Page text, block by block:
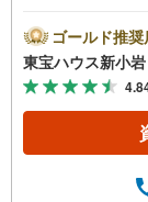
見学
スムー
等、お
リット
で断ら
遇金利
ュレー
ゴールド推奨
東宝ハウス新小